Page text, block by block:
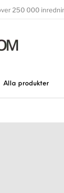
250 000
Alla produkter